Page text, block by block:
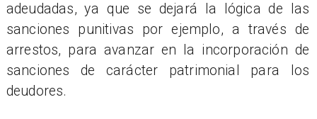
adeudadas, ya que se dejará la lógica de las
sanciones punitivas por ejemplo, a través de
arrestos, para avanzar en la incorporación de
sanciones de carácter patrimonial para los
deudores.